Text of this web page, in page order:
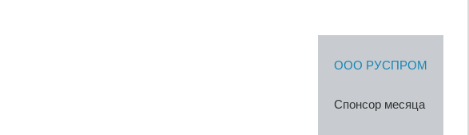
ООО РУСПРОМ
Спонсор месяца